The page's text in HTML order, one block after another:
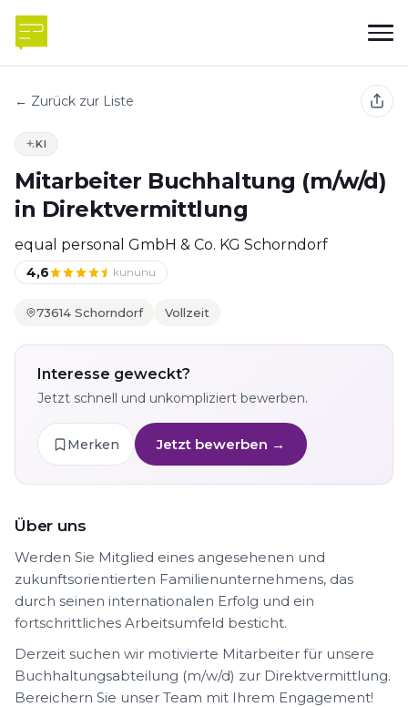
← Zurück zur Liste
KI
Mitarbeiter Buchhaltung (m/w/d)
in Direktvermittlung
equal personal GmbH & Co. KG Schorndorf
4,6 kununu
73614 Schorndorf Vollzeit
Interesse geweckt?
Jetzt schnell und unkompliziert bewerben.
Merken Jetzt bewerben →
Über uns
Werden Sie Mitglied eines angesehenen und
zukunftsorientierten Familienunternehmens, das
durch seinen internationalen Erfolg und ein
fortschrittliches Arbeitsumfeld besticht.
Derzeit suchen wir motivierte Mitarbeiter für unsere
Buchhaltungsabteilung (m/w/d) zur Direktvermittlung.
Bereichern Sie unser Team mit Ihrem Engagement!